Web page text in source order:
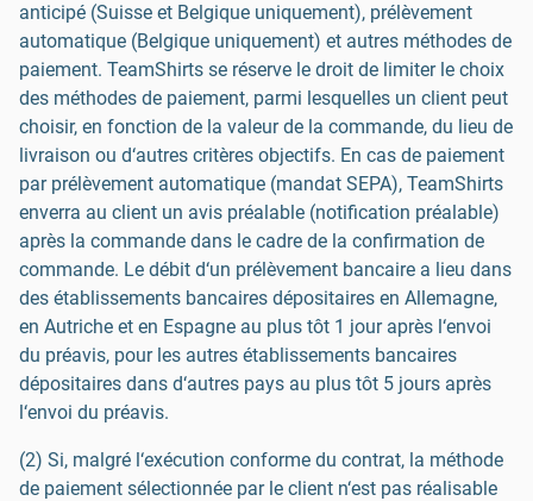
anticipé (Suisse et Belgique uniquement), prélèvement
automatique (Belgique uniquement) et autres méthodes de
paiement. TeamShirts se réserve le droit de limiter le choix
des méthodes de paiement, parmi lesquelles un client peut
choisir, en fonction de la valeur de la commande, du lieu de
livraison ou d‘autres critères objectifs. En cas de paiement
par prélèvement automatique (mandat SEPA), TeamShirts
enverra au client un avis préalable (notification préalable)
après la commande dans le cadre de la confirmation de
commande. Le débit d‘un prélèvement bancaire a lieu dans
des établissements bancaires dépositaires en Allemagne,
en Autriche et en Espagne au plus tôt 1 jour après l‘envoi
du préavis, pour les autres établissements bancaires
dépositaires dans d‘autres pays au plus tôt 5 jours après
l‘envoi du préavis.
(2) Si, malgré l‘exécution conforme du contrat, la méthode
de paiement sélectionnée par le client n‘est pas réalisable